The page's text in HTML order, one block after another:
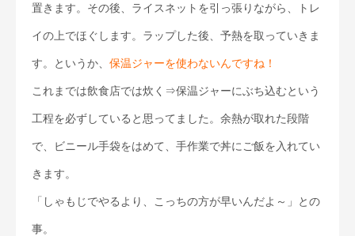
置きます。その後、ライスネットを引っ張りながら、トレ
イの上でほぐします。ラップした後、予熱を取っていきま
す。というか、 保温ジャーを使わないんですね！
これまでは飲食店では炊く⇒保温ジャーにぶち込むという
工程を必ずしていると思ってました。余熱が取れた段階
で、ビニール手袋をはめて、手作業で丼にご飯を入れてい
きます。
「しゃもじでやるより、こっちの方が早いんだよ～」との
事。